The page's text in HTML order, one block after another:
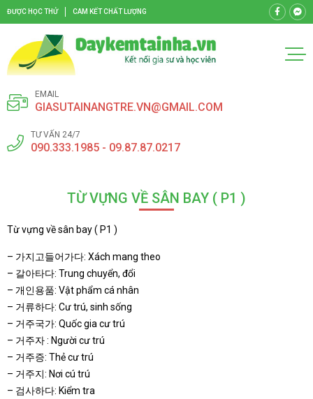
ĐƯỢC HỌC THỬ CAM KẾT CHẤT LƯỢNG
EMAIL
GIASUTAINANGTRE.VN@GMAIL.COM
TƯ VẤN 24/7
090.333.1985 - 09.87.87.0217
TỪ VỰNG VỀ SÂN BAY ( P1 )
Từ vựng về sân bay ( P1 )
– 가지고들어가다: Xách mang theo
– 갈아타다: Trung chuyển, đổi
– 개인용품: Vật phẩm cá nhân
– 거류하다: Cư trú, sinh sống
– 거주국가: Quốc gia cư trú
– 거주자 : Người cư trú
– 거주증: Thẻ cư trú
– 거주지: Nơi cú trú
– 검사하다: Kiểm tra